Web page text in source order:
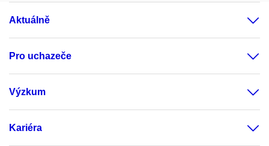
Aktuálně
Pro uchazeče
Výzkum
Kariéra